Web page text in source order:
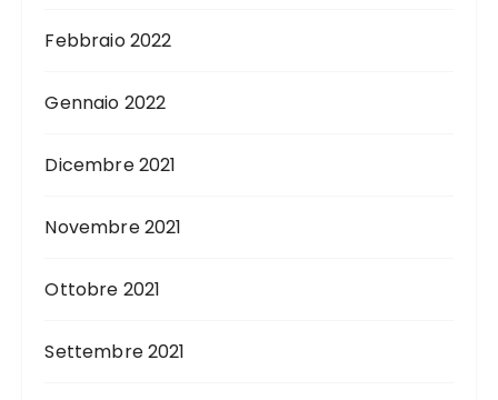
Febbraio 2022
Gennaio 2022
Dicembre 2021
Novembre 2021
Ottobre 2021
Settembre 2021